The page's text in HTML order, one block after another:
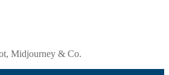
Midjourney & Co.